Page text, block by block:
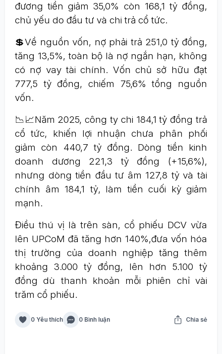
đương tiền giảm 35,0% còn 168,1 tỷ đồng,
chủ yếu do đầu tư và chi trả cổ tức.
💲Về nguồn vốn, nợ phải trả 251,0 tỷ đồng,
tăng 13,5%, toàn bộ là nợ ngắn hạn, không
có nợ vay tài chính. Vốn chủ sở hữu đạt
777,5 tỷ đồng, chiếm 75,6% tổng nguồn
vốn.
📉📈Năm 2025, công ty chi 184,1 tỷ đồng trả
cổ tức, khiến lợi nhuận chưa phân phối
giảm còn 440,7 tỷ đồng. Dòng tiền kinh
doanh dương 221,3 tỷ đồng (+15,6%),
nhưng dòng tiền đầu tư âm 127,8 tỷ và tài
chính âm 184,1 tỷ, làm tiền cuối kỳ giảm
mạnh.
Điều thú vị là trên sàn, cổ phiếu DCV vừa
lên UPCoM đã tăng hơn 140%,đưa vốn hóa
thị trường của doanh nghiệp tăng thêm
khoảng 3.000 tỷ đồng, lên hơn 5.100 tỷ
đồng dù thanh khoản mỗi phiên chỉ vài
trăm cổ phiếu.
0 Yêu thích 0 Bình luận Chia sẻ